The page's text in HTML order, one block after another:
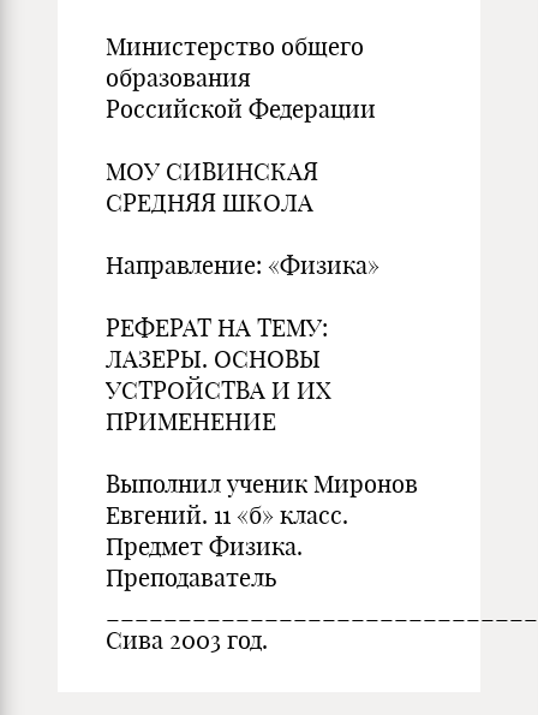
Министерство общего
образования
Российской Федерации
МОУ СИВИНСКАЯ
СРЕДНЯЯ ШКОЛА
Направление: «Физика»
РЕФЕРАТ НА ТЕМУ:
ЛАЗЕРЫ. ОСНОВЫ
УСТРОЙСТВА И ИХ
ПРИМЕНЕНИЕ
Выполнил ученик Миронов
Евгений. 11 «б» класс.
Предмет Физика.
Преподаватель
Сива 2003 год.